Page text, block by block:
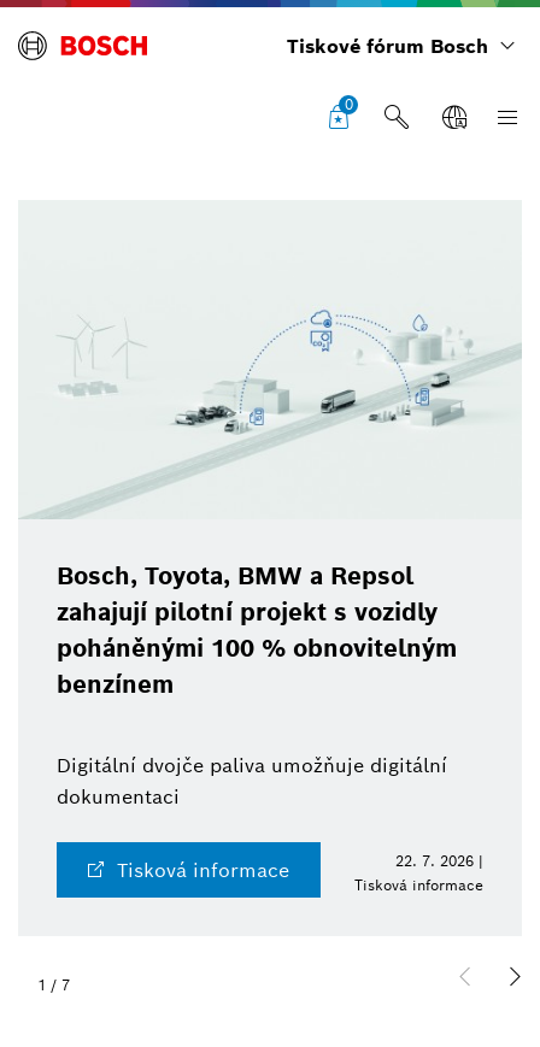
Tiskové fórum Bosch
0
Bosch, Toyota, BMW a Repsol
zahajují pilotní projekt s vozidly
poháněnými 100 % obnovitelným
benzínem
Digitální dvojče paliva umožňuje digitální
dokumentaci
Tisková informace
22. 7. 2026 |
Tisková informace
1 / 7